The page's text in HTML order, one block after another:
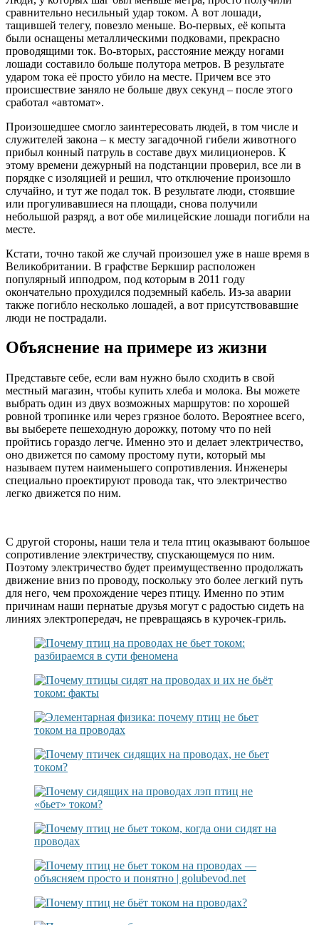
сравнительно несильный удар током. А вот лошади,
тащившей телегу, повезло меньше. Во-первых, её копыта
были оснащены металлическими подковами, прекрасно
проводящими ток. Во-вторых, расстояние между ногами
лошади составило больше полутора метров. В результате
ударом тока её просто убило на месте. Причем все это
происшествие заняло не больше двух секунд – после этого
сработал «автомат».
Произошедшее смогло заинтересовать людей, в том числе и
служителей закона – к месту загадочной гибели животного
прибыл конный патруль в составе двух милиционеров. К
этому времени дежурный на подстанции проверил, все ли в
порядке с изоляцией и решил, что отключение произошло
случайно, и тут же подал ток. В результате люди, стоявшие
или прогуливавшиеся на площади, снова получили
небольшой разряд, а вот обе милицейские лошади погибли на
месте.
Кстати, точно такой же случай произошел уже в наше время в
Великобритании. В графстве Беркшир расположен
популярный ипподром, под которым в 2011 году
окончательно прохудился подземный кабель. Из-за аварии
также погибло несколько лошадей, а вот присутствовавшие
люди не пострадали.
Объяснение на примере из жизни
Представьте себе, если вам нужно было сходить в свой
местный магазин, чтобы купить хлеба и молока. Вы можете
выбрать один из двух возможных маршрутов: по хорошей
ровной тропинке или через грязное болото. Вероятнее всего,
вы выберете пешеходную дорожку, потому что по ней
пройтись гораздо легче. Именно это и делает электричество,
оно движется по самому простому пути, который мы
называем путем наименьшего сопротивления. Инженеры
специально проектируют провода так, что электричество
легко движется по ним.
С другой стороны, наши тела и тела птиц оказывают большое
сопротивление электричеству, спускающемуся по ним.
Поэтому электричество будет преимущественно продолжать
движение вниз по проводу, поскольку это более легкий путь
для него, чем прохождение через птицу. Именно по этим
причинам наши пернатые друзья могут с радостью сидеть на
линиях электропередач, не превращаясь в курочек-гриль.